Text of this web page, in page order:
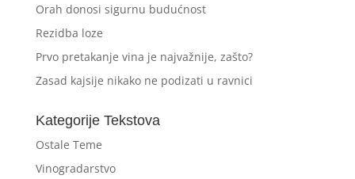
Orah donosi sigurnu budućnost
Rezidba loze
Prvo pretakanje vina je najvažnije, zašto?
Zasad kajsije nikako ne podizati u ravnici
Kategorije Tekstova
Ostale Teme
Vinogradarstvo